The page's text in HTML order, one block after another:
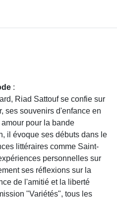
:
Riad Sattouf se confie sur
ses souvenirs d'enfance en
pour la bande
il évoque ses débuts dans le
littéraires comme Saint-
personnelles sur
ses réflexions sur la
de l'amitié et la liberté
"Variétés", tous les